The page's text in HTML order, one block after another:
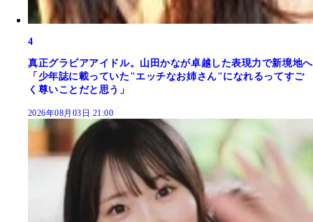
4
真正グラビアアイドル。山田かなが卓越した表現力で新境地へ
「少年誌に載っていた"エッチなお姉さん"になれるってすご
く尊いことだと思う」
2026年08月03日 21:00